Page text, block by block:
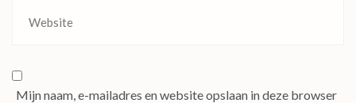
Mijn naam, e-mailadres en website opslaan in deze browser